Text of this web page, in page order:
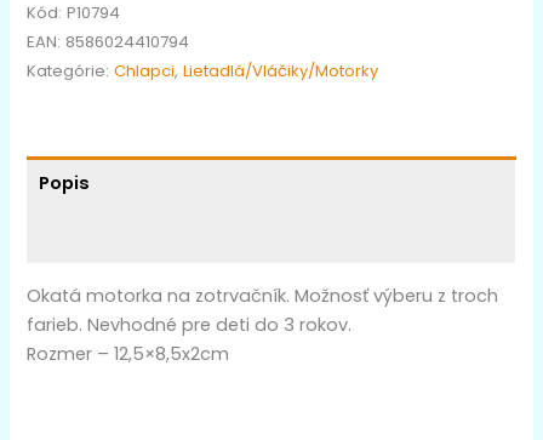
Kód:P10794
EAN: 8586024410794
Kategórie:Chlapci,Lietadlá/Vláčiky/Motorky
Popis
Okatá motorka na zotrvačník. Možnosť výberu z troch
farieb. Nevhodné pre deti do 3 rokov.
Rozmer – 12,5×8,5x2cm